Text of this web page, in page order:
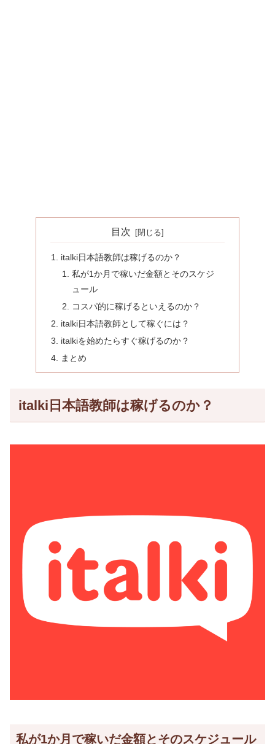
目次
italki日本語教師は稼げるのか？
私が1か月で稼いだ金額とそのスケジ
ュール
コスパ的に稼げるといえるのか？
italki日本語教師として稼ぐには？
italkiを始めたらすぐ稼げるのか？
まとめ
italki日本語教師は稼げるのか？
私が1か月で稼いだ金額とそのスケジュール